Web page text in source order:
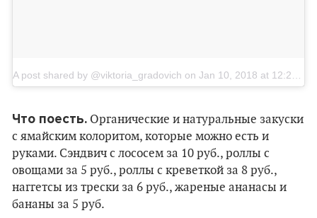
A post shared by @viktoria_gradovich on Jan 10, 2018 at 12:27pm PST
Что поесть. Органические и натуральные закуски
с ямайским колоритом, которые можно есть и
руками. Сэндвич с лососем за 10 руб., роллы с
овощами за 5 руб., роллы с креветкой за 8 руб.,
наггетсы из трески за 6 руб., жареные ананасы и
бананы за 5 руб.